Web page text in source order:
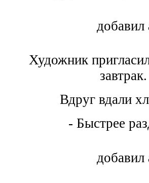
добавил
Художник
Вдруг вдали
- Быстрее
добавил